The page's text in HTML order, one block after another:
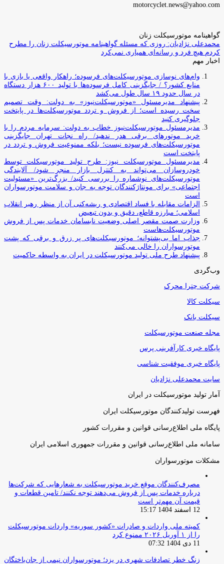
motorcyclet.news@yahoo.com
گواهینامه موتورسیکلت زنان
محمدعلی نژادیان: روزی که مسئله گواهینامه موتورسیکلت زنان را مطرح
کردم هیچ فرد و رسانه‌ای همیاری نمی‌کرد
اخبار مهم
وام‌های نوسازی موتورسیکلت‌های فرسوده؛ راهکار واقعی یا بازی با
منابع کشور؟ / جایگزینی کامل فرسوده‌ها با تولید ۶۰۰ هزار دستگاه
در سال حدود ۱۹ سال طول می‌کشد
پیشنهاد مدیرمسئول «موتورسیکلت‌نیوز» به دولت: وقت تصمیم
سخت رسیده است؛ از فروش و تردد موتورسیکلت‌ها در پایتخت
جلوگیری کنید
مدیرمسئول موتورسیکلت‌نیوز خطاب به دولت: سرمایه مردم را با
خرید موتورهای برقی هدر ندهید/ راه نجات تهران جایگزینی
موتورسیکلت‌های فرسوده نیست؛ بلکه ممنوعیت فروش و تردد در
پایتخت است
مدیرمسئول موتورسیکلت نیوز: طرح تولید موتورسیکلت توسط
خودروسازان می‌تواند به کنترل بازار منجر شود/ آلایندگی
موتورسیکلت‌های نوشماره را بررسی کنید/ بزرگ‌ترین «مسئولیت
اجتماعی» برای مونتاژکنندگان توجه به جان و سلامت موتورسواران
است
الزامات مقابله با فساد اقتصادی و ریشه‌کنی آن از منظر رهبر انقلاب
اسلامی؛ مبارزه قاطع، دقیق و بدون تبعیض
وزارت صمت مقصر اصلی وضعیت نابسامان خدمات پس از فروش
موتورسیکلت‌هاست
جذاب اما بی‌پشتوانه؛ موتورسیکلت‌های پر زرق‌ و برقی که پشت
موتورسواران را خالی می‌کنند
پیشنهاد طرح ملی تولید موتورسیکلت در ایران به واسطه حاکمیت
وب‌گردی
شرکت چترا محرک
سیکلت کالا
سیکلت بانک
مجله صنعت موتورسیکلت
پایگاه خبری کارآفرینی پرس
پایگاه خبری موفقیت شناسی
سایت محمدعلی نژادیان
آمار تولید موتورسیکلت در ایران
فهرست تولیدکنندگان موتورسیکلت ایران
پایگاه ملی اطلاع‌رسانی قوانین و مقررات کشور
سامانه ملی اطلاع‌رسانی قوانین و مقررات جمهوری اسلامی ایران
مشکلات موتورسواران
مصرف‌کنندگان موقع خرید موتورسیکلت به شعارهایی که شرکت‌ها
درباره خدمات پس از فروش می‌دهند توجه نکنند/ تامین قطعات و
قیمت آن مهم‌تر است
12 اسفند 1404 15:17
کمیته ملی واردات و صادرات «کشور سوریه» واردات موتورسیکلت
را از ۱ آوریل ۲۰۲۶ ممنوع کرد
11 دی 1404 07:32
زنگ خطر تصادفات شهری در یزد؛ موتورسواران نیمی از جان‌باختگان